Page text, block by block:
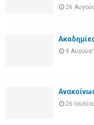
26
9
26